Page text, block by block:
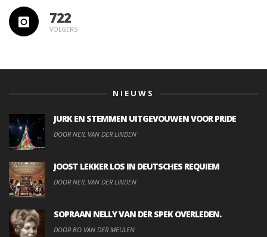
722
VOLGERS
NIEUWS
JURK EN STEMMEN UITGEVOUWEN VOOR PRIDE
DOOR NEIL VAN DER LINDEN
JOOST LEKKER LOS IN DEUTSCHES REQUIEM
DOOR NEIL VAN DER LINDEN
SOPRAAN NELLY VAN DER SPEK OVERLEDEN.
DOOR BO VAN DER MEULEN